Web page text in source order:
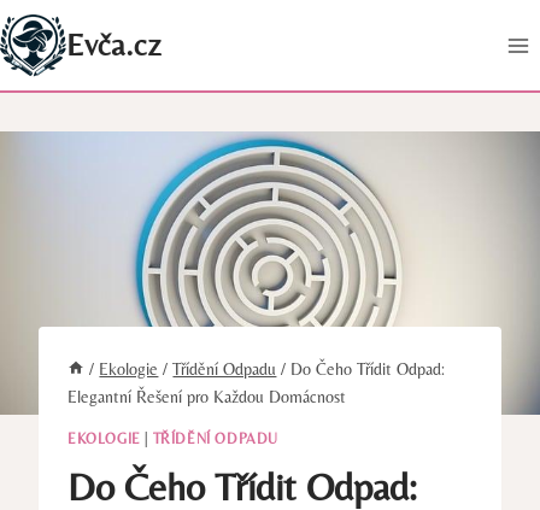
Přeskočit
na
obsah
Evča.cz
/ Ekologie / Třídění Odpadu / Do Čeho Třídit Odpad:
Elegantní Řešení pro Každou Domácnost
EKOLOGIE TŘÍDĚNÍ ODPADU
Do Čeho Třídit Odpad: